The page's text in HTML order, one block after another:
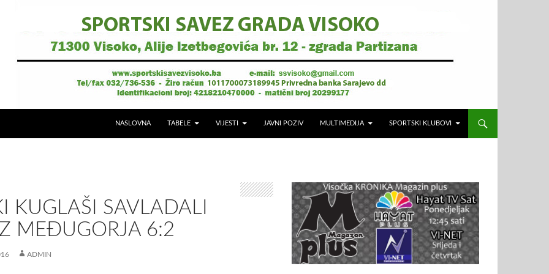
NASLOVNA TABELE VIJESTI JAVNI POZIV MULTIMEDIJA SPORTSKI KLUBOVI
KUGLAŠI SAVLADALI
MEĐUGORJA 6:2
ADMIN